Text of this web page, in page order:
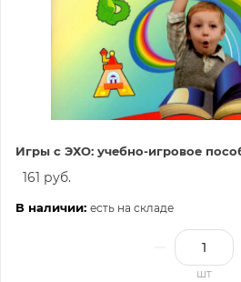
Игры с ЭХО: учебно-игровое
161 руб.
В наличии: есть на складе
шт